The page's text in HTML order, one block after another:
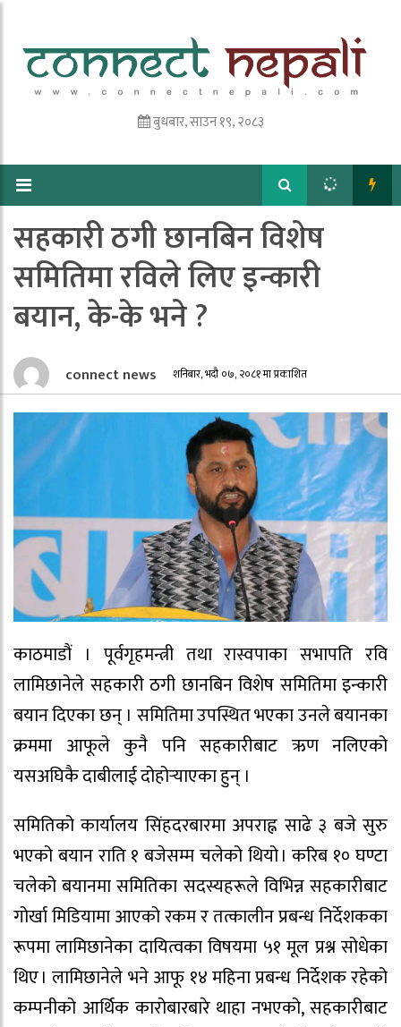
बुधबार, साउन १९, २०८३
सहकारी ठगी छानबिन विशेष
समितिमा रविले लिए इन्कारी
बयान, के-के भने ?
connect news शनिबार, भदौ ०७, २०८१ मा प्रकाशित
काठमाडौं । पूर्वगृहमन्त्री तथा रास्वपाका सभापति रवि
लामिछानेले सहकारी ठगी छानबिन विशेष समितिमा इन्कारी
बयान दिएका छन् । समितिमा उपस्थित भएका उनले बयानका
क्रममा आफूले कुनै पनि सहकारीबाट ऋण नलिएको
यसअघिकै दाबीलाई दोहोर्‍याएका हुन् ।
समितिको कार्यालय सिंहदरबारमा अपराह्न साढे ३ बजे सुरु
भएको बयान राति १ बजेसम्म चलेको थियो । करिब १० घण्टा
चलेको बयानमा समितिका सदस्यहरूले विभिन्न सहकारीबाट
गोर्खा मिडियामा आएको रकम र तत्कालीन प्रबन्ध निर्देशकका
रूपमा लामिछानेका दायित्वका विषयमा ५१ मूल प्रश्न सोधेका
थिए । लामिछानेले भने आफू १४ महिना प्रबन्ध निर्देशक रहेको
कम्पनीको आर्थिक कारोबारबारे थाहा नभएको, सहकारीबाट